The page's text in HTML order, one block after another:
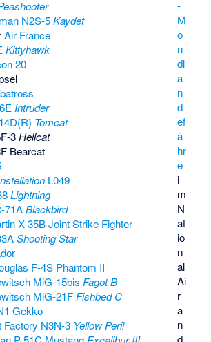
-
M
o
n
dl
a
n
d
ef
ä
hr
e
i
m
N
at
io
n
al
Ai
r
a
n
d
N2S-5Kaydet
Air France
Kittyhawk
20
Intruder
Tomcat
3Hellcat
Bearcat
L049
Lightning
71ABlackbird
X-35B Joint Strike Fighter
Shooting Star
F-4S Phantom II
MiG-15bis Fagot B
MiG-21F Fishbed C
Gekko
Factory N3N-3 Yellow Peril